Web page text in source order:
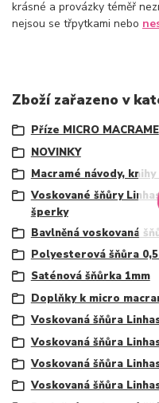
krásné a provázky téměř
nejsou se třpytkami nebo
Zboží zařazeno v
Příze MICRO MACRAME
NOVINKY
Macramé návody, knihy
Voskované šňůry
šperky
Bavlněná voskovaná
Polyesterová šňůra
Saténová šňůrka 1mm
Doplňky k micro
Voskovaná šňůra
Voskovaná šňůra
Voskovaná šňůra
Voskovaná šňůra